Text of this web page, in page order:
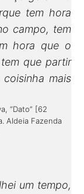
tem hora
campo, tem
hora que o
que partir
mais
“Dato” [62
Aldeia Fazenda
um tempo,